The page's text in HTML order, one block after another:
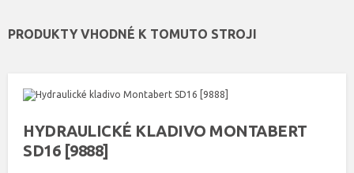
PRODUKTY VHODNÉ K TOMUTO STROJI
HYDRAULICKÉ KLADIVO MONTABERT
SD16 [9888]